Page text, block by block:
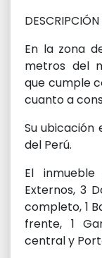
DESCRIPCIÓN
En la zona
metros del
que cumple
cuanto a
Su ubicación
del Perú.
El
Externos, 3
completo, 1
frente, 1
central y